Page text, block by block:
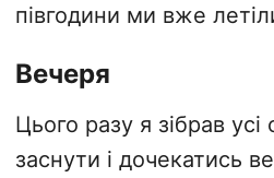
півгодини ми вже
Вечеря
Цього разу я зібрав
заснути і дочекатись